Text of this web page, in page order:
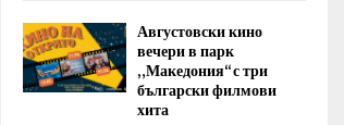
Августовски кино
вечери в парк
„Македония“ с три
български филмови
хита